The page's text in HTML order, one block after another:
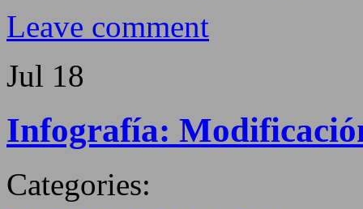
Leave comment
Jul 18
Infografía:
Categories: